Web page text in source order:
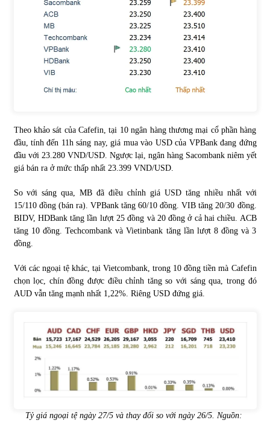
Vietcombank và Eximbank
31/05/2022
Chứng khoán ngày 30/5/2022: Top 10 cổ phiếu nổi bật
31/05/2022
09/11/2021
Chứng khoán ngày 12/10/2021: Top 10 cổ phiếu nổi bật
Top 10 xe bán chạy nhất tháng 9/2021
13/10/2021
Theo khảo sát của Cafefin, tại 10 ngân hàng thương mại cổ phần hàng
đầu, tính đến 11h sáng nay, giá mua vào USD của VPBank đang đứng
đầu với 23.280 VND/USD. Ngược lại, ngân hàng Sacombank niêm yết
giá bán ra ở mức thấp nhất 23.399 VND/USD.
So với sáng qua, MB đã điều chỉnh giá USD tăng nhiều nhất với
15/110 đồng (bán ra). VPBank tăng 60/10 đồng. VIB tăng 20/30 đồng.
BIDV, HDBank tăng lần lượt 25 đồng và 20 đồng ở cả hai chiều. ACB
tăng 10 đồng. Techcombank và Vietinbank tăng lần lượt 8 đồng và 3
đồng.
Với các ngoại tệ khác, tại Vietcombank, trong 10 đồng tiền mà Cafefin
chọn lọc, chín đồng được điều chỉnh tăng so với sáng qua, trong đó
AUD vẫn tăng mạnh nhất 1,22%. Riêng USD đứng giá.
Tỷ giá ngoại tệ ngày 27/5 và thay đổi so với ngày 26/5. Nguồn: